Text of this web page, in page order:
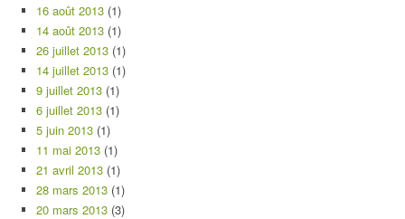
16 août 2013 (1)
14 août 2013 (1)
26 juillet 2013 (1)
14 juillet 2013 (1)
9 juillet 2013 (1)
6 juillet 2013 (1)
5 juin 2013 (1)
11 mai 2013 (1)
21 avril 2013 (1)
28 mars 2013 (1)
20 mars 2013 (3)